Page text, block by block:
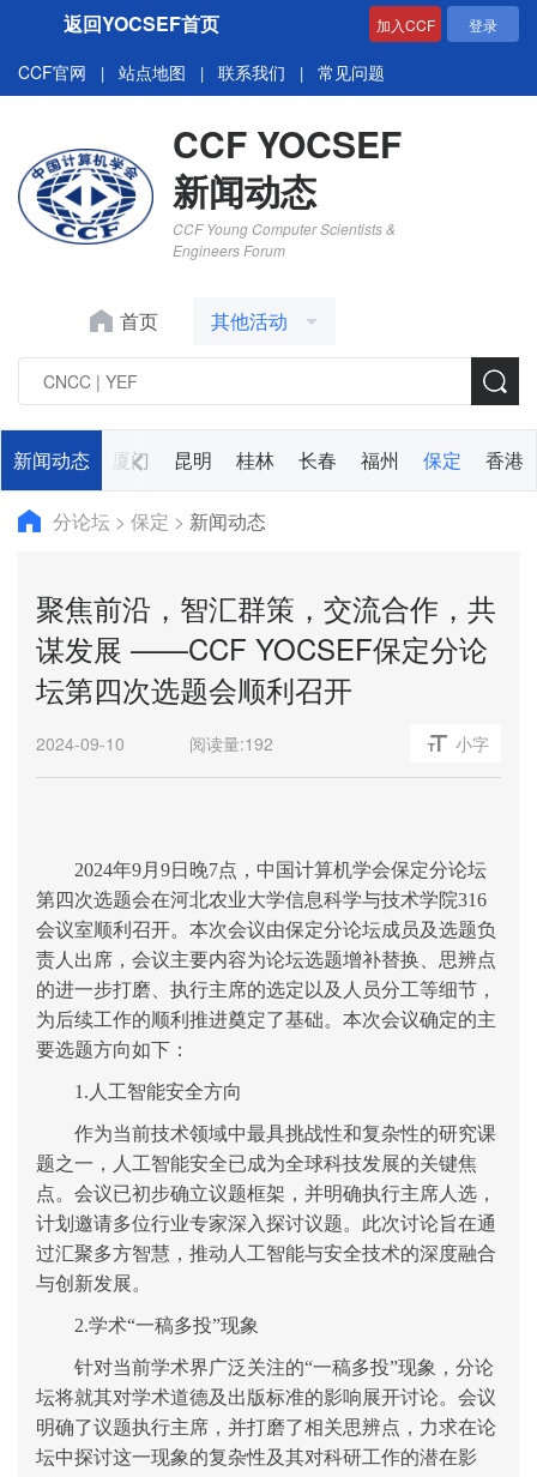
返回YOCSEF首页 加入CCF 登录
CCF官网 | 站点地图 | 联系我们 | 常见问题
CCF YOCSEF
新闻动态
CCF Young Computer Scientists &
Engineers Forum
首页 其他活动
新闻动态
原 兰州 厦门 昆明 桂林 长春 福州 保定 香港
分论坛 > 保定 > 新闻动态
聚焦前沿，智汇群策，交流合作，共
谋发展 ——CCF YOCSEF保定分论
坛第四次选题会顺利召开
2024-09-10 阅读量:192 小字
2024年9月9日 晚7点 ，中国计算机学会保定分论坛
第四次选题会在河北农业大学信息科学与技术学院316
会议室顺利召开。本次会议由保定分论坛成员及选题负
责人出席 ， 会议主要内容为论坛选题增补替换 、思辨点
的进一步打磨、执行主席的选定 以及人员分工等细节，
为后续工作的顺利推进奠定了基础。 本次会议确定的主
要选题方向如下：
1. 人工智能安全方向
作为当前技术领域中最具挑战性和复杂性的研究课
题之一，人工智能安全已成为全球科技发展的关键焦
点。会议已初步确立议题框架，并明确执行主席人选，
计划邀请多位行业专家深入探讨议题。此次讨论旨在通
过汇聚多方智慧，推动人工智能与安全技术的深度融合
与创新发展。
2.学术“一稿多投”现象
针对当前学术界广泛关注的“一稿多投”现象，分论
坛将就其对学术道德及出版标准的影响展开讨论。会议
明确了议题执行主席，并打磨了相关思辨点，力求在论
坛中探讨这一现象的复杂性及其对科研工作的潜在影